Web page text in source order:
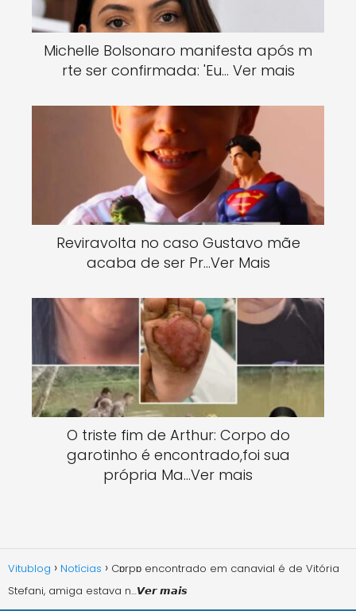
Michelle Bolsonaro manifesta após m
rte ser confirmada: 'Eu… Ver mais
Reviravolta no caso Gustavo mãe
acaba de ser Pr…Ver Mais
O triste fim de Arthur: Corpo do
garotinho é encontrado,foi sua
própria Ma…Ver mais
Vitublog Notícias
Cɒrpɒ encontrado em canavial é de Vitória
Stefani, amiga estava n…𝙑𝙚𝙧 𝙢𝙖𝙞𝙨